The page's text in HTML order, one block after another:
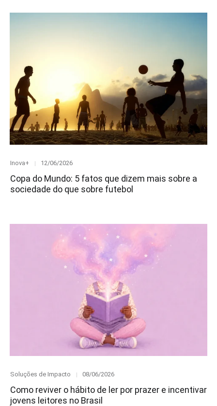
Category
Inova+
Posted
12/06/2026
Copa do Mundo: 5 fatos que dizem mais sobre a
sociedade do que sobre futebol
Category
Soluções de Impacto
Posted
08/06/2026
Como reviver o hábito de ler por prazer e incentivar
jovens leitores no Brasil